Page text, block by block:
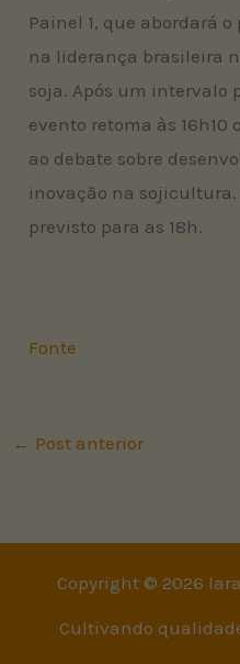
Painel 1, que abordará
na liderança brasileira
soja. Após um intervalo
evento retoma às 16h10
ao debate sobre
inovação na sojicultura.
previsto para as 18h.
Fonte
← Post anterior
Copyright © 2026
Cultivando